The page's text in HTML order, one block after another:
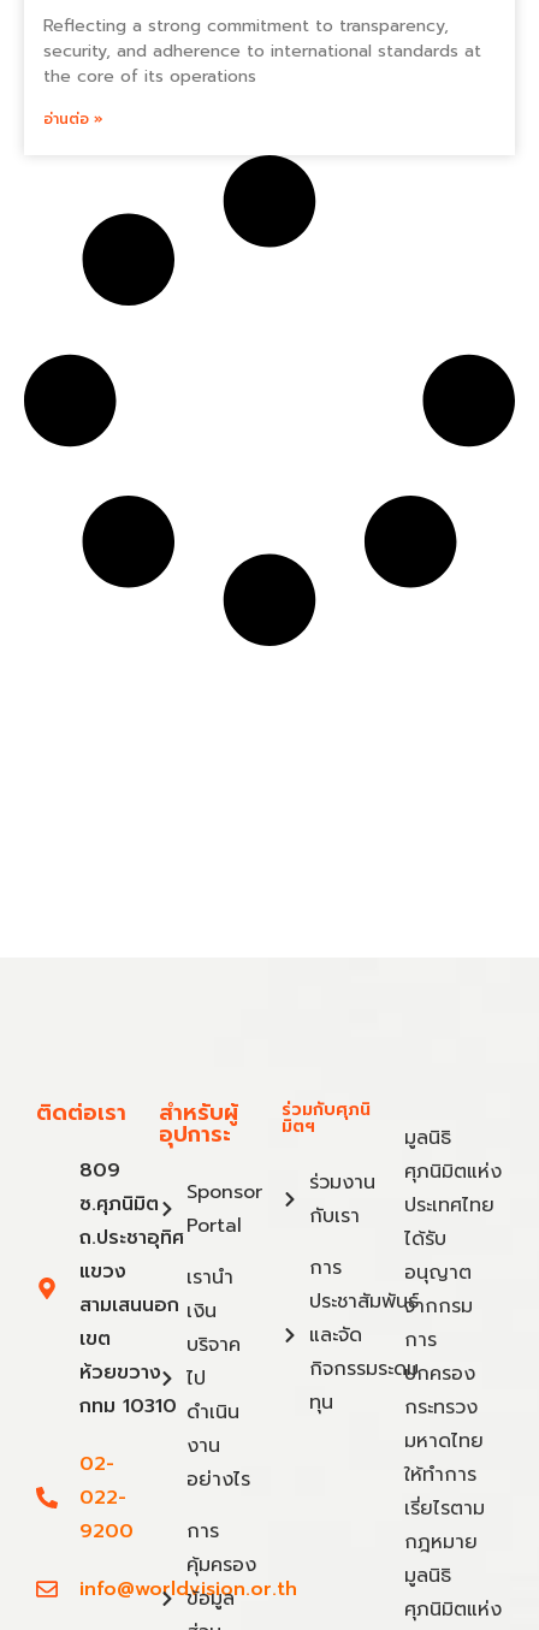
Reflecting a strong commitment to transparency,
security, and adherence to international standards at
the core of its operations
อ่านต่อ »
ติดต่อเรา
809
ซ.ศุภนิมิต
ถ.ประชาอุทิศ
แขวง
สามเสนนอก
เขต
ห้วยขวาง
กทม 10310
02-
022-
9200
info@worldvision.or.th
สำหรับผู้
อุปการะ
Sponsor
Portal
เรานำ
เงิน
บริจาค
ไป
ดำเนิน
งาน
อย่างไร
การ
คุ้มครอง
ข้อมูล
ร่วมกับศุภนิ
มิตฯ
ร่วมงาน
กับเรา
การ
ประชาสัมพันธ์
และจัด
กิจกรรมระดม
ทุน
มูลนิธิ
ศุภนิมิตแห่ง
ประเทศไทย
ได้รับ
อนุญาต
จากกรม
การ
ปกครอง
กระทรวง
มหาดไทย
ให้ทำการ
เรี่ยไรตาม
กฎหมาย
มูลนิธิ
ศุภนิมิตแห่ง